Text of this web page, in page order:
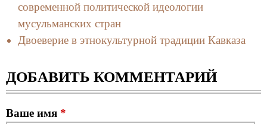
современной политической идеологии
мусульманских стран
Двоеверие в этнокультурной традиции Кавказа
ДОБАВИТЬ КОММЕНТАРИЙ
Ваше имя *